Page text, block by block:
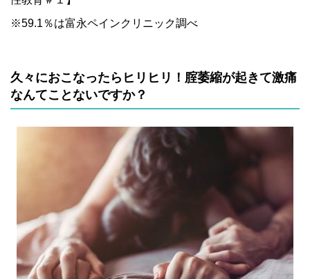
※59.1％は富永ペインクリニック調べ
久々におこなったらヒリヒリ！腟萎縮が起きて激痛
なんてことないですか？